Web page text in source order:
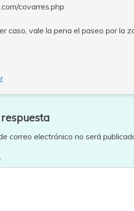
covarres.php
caso, vale la pena el paseo por la
correo electrónico no será